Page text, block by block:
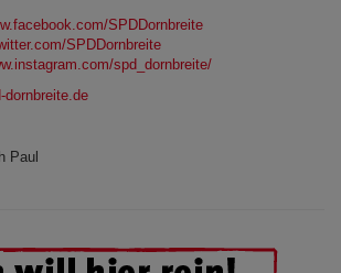
SPDDornbreite
SPDDornbreite
spd_dornbreite/
dornbreite.de
Paul